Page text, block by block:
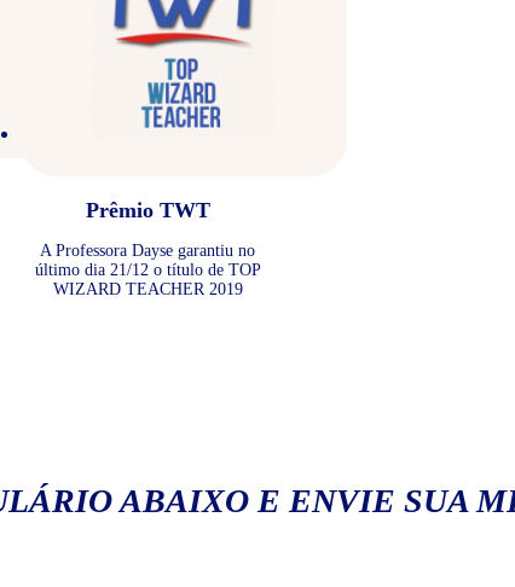
Prêmio TWT
A Professora Dayse garantiu no
último dia 21/12 o título de TOP
WIZARD TEACHER 2019
ABAIXO E ENVIE SUA